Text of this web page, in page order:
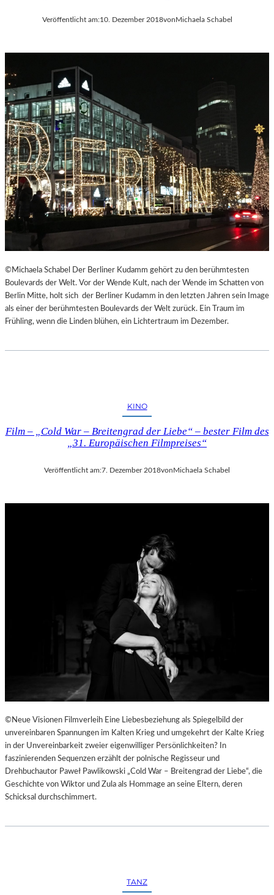
Veröffentlicht am:10. Dezember 2018von Michaela Schabel
©Michaela Schabel Der Berliner Kudamm gehört zu den berühmtesten
Boulevards der Welt. Vor der Wende Kult, nach der Wende im Schatten von
Berlin Mitte, holt sich der Berliner Kudamm in den letzten Jahren sein Image
als einer der berühmtesten Boulevards der Welt zurück. Ein Traum im
Frühling, wenn die Linden blühen, ein Lichtertraum im Dezember.
KINO
Film – „Cold War – Breitengrad der Liebe“ – bester Film des
„31. Europäischen Filmpreises“
Veröffentlicht am:7. Dezember 2018vonMichaela Schabel
©Neue Visionen Filmverleih Eine Liebesbeziehung als Spiegelbild der
unvereinbaren Spannungen im Kalten Krieg und umgekehrt der Kalte Krieg
in der Unvereinbarkeit zweier eigenwilliger Persönlichkeiten? In
faszinierenden Sequenzen erzählt der polnische Regisseur und
Drehbuchautor Paweł Pawlikowski „Cold War – Breitengrad der Liebe“, die
Geschichte von Wiktor und Zula als Hommage an seine Eltern, deren
Schicksal durchschimmert.
TANZ